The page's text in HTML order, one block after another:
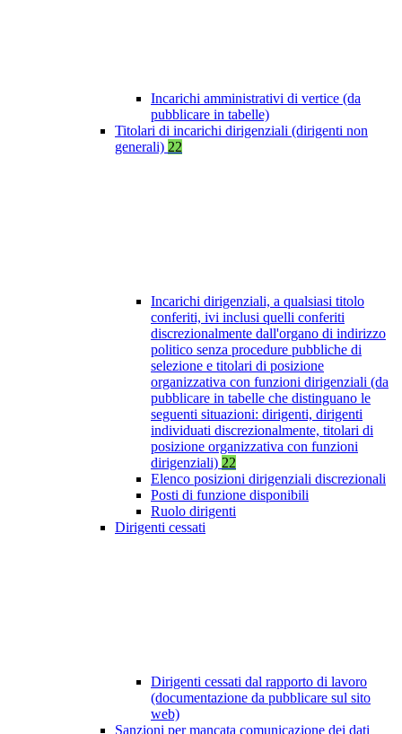
Incarichi amministrativi di vertice (da
pubblicare in tabelle)
Titolari di incarichi dirigenziali (dirigenti non
generali) 22
Incarichi dirigenziali, a qualsiasi titolo
conferiti, ivi inclusi quelli conferiti
discrezionalmente dall'organo di indirizzo
politico senza procedure pubbliche di
selezione e titolari di posizione
organizzativa con funzioni dirigenziali (da
pubblicare in tabelle che distinguano le
seguenti situazioni: dirigenti, dirigenti
individuati discrezionalmente, titolari di
posizione organizzativa con funzioni
dirigenziali) 22
Elenco posizioni dirigenziali discrezionali
Posti di funzione disponibili
Ruolo dirigenti
Dirigenti cessati
Dirigenti cessati dal rapporto di lavoro
(documentazione da pubblicare sul sito
web)
Sanzioni per mancata comunicazione dei dati